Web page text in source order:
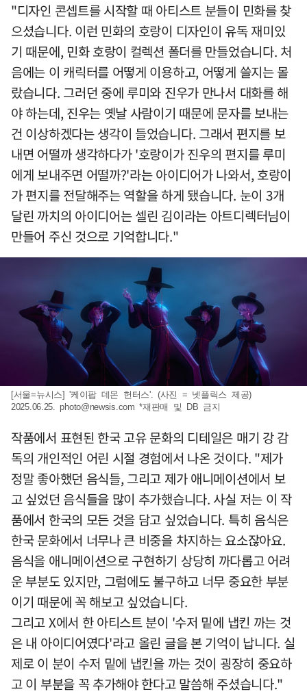
"디자인 콘셉트를 시작할 때 아티스트 분들이 민화를 찾
으셨습니다. 이런 민화의 호랑이 디자인이 유독 재미있
기 때문에, 민화 호랑이 컬렉션 폴더를 만들었습니다. 처
음에는 이 캐릭터를 어떻게 이용하고, 어떻게 쓸지는 몰
랐습니다. 그러던 중에 루미와 진우가 만나서 대화를 해
야 하는데, 진우는 옛날 사람이기 때문에 문자를 보내는
건 이상하겠다는 생각이 들었습니다. 그래서 편지를 보
내면 어떨까 생각하다가 '호랑이가 진우의 편지를 루미
에게 보내주면 어떨까?'라는 아이디어가 나와서, 호랑이
가 편지를 전달해주는 역할을 하게 됐습니다. 눈이 3개
달린 까치의 아이디어는 셀린 김이라는 아트디렉터님이
만들어 주신 것으로 기억합니다."
[서울=뉴시스] '케이팝 데몬 헌터스'. (사진 = 넷플릭스 제공)
2025.06.25.photo@newsis.com *재판매 및 DB 금지
작품에서 표현된 한국 고유 문화의 디테일은 매기 강 감
독의 개인적인 어린 시절 경험에서 나온 것이다. "제가
정말 좋아했던 음식들, 그리고 제가 애니메이션에서 보
고 싶었던 음식들을 많이 추가했습니다. 사실 저는 이 작
품에서 한국의 모든 것을 담고 싶었습니다. 특히 음식은
한국 문화에서 너무나 큰 비중을 차지하는 요소잖아요.
음식을 애니메이션으로 구현하기 상당히 까다롭고 어려
운 부분도 있지만, 그럼에도 불구하고 너무 중요한 부분
이기 때문에 꼭 해보고 싶었습니다.
그리고 X에서 한 아티스트 분이 '수저 밑에 냅킨 까는 것
은 내 아이디어였다'라고 올린 글을 본 기억이 납니다. 실
제로 이 분이 수저 밑에 냅킨을 까는 것이 굉장히 중요하
고 이 부분을 꼭 추가해야 한다고 말씀해 주셨습니다."